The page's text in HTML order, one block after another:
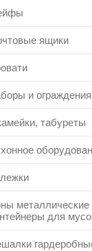
ящики
и ограждения
табуреты
металлические
для